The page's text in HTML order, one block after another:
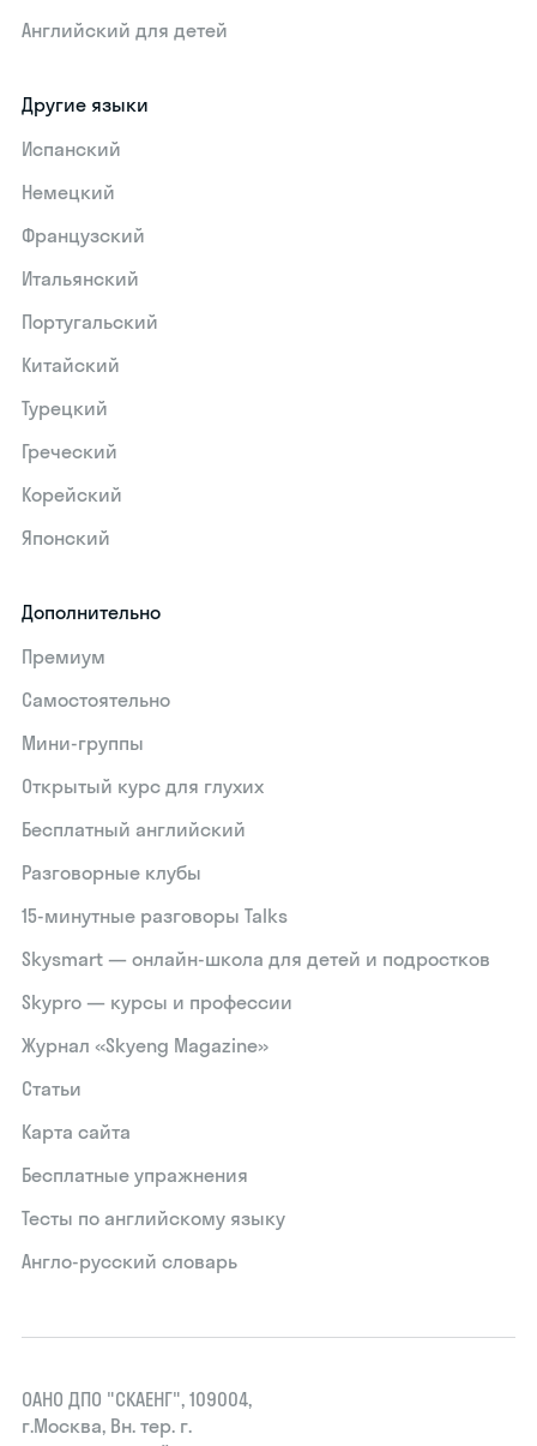
Английский для детей
Другие языки
Испанский
Немецкий
Французский
Итальянский
Португальский
Китайский
Турецкий
Греческий
Корейский
Японский
Дополнительно
Премиум
Самостоятельно
Мини-группы
Открытый курс для глухих
Бесплатный английский
Разговорные клубы
15‑минутные разговоры Talks
Skysmart — онлайн-школа для детей и подростков
Skypro — курсы и профессии
Журнал «Skyeng Magazine»
Статьи
Карта сайта
Бесплатные упражнения
Тесты по английскому языку
Англо-русский словарь
ОАНО ДПО "СКАЕНГ", 109004,
г.Москва, Вн. тер. г.